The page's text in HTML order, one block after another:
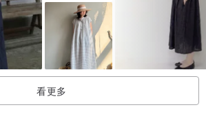
看更多